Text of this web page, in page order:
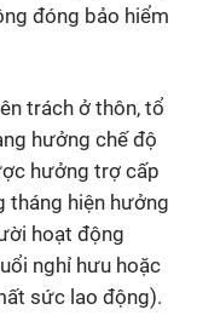
đóng bảo hiểm
trách ở thôn, tổ
hưởng chế độ
hưởng trợ cấp
tháng hiện hưởng
hoạt động
nghỉ hưu hoặc
sức lao động).